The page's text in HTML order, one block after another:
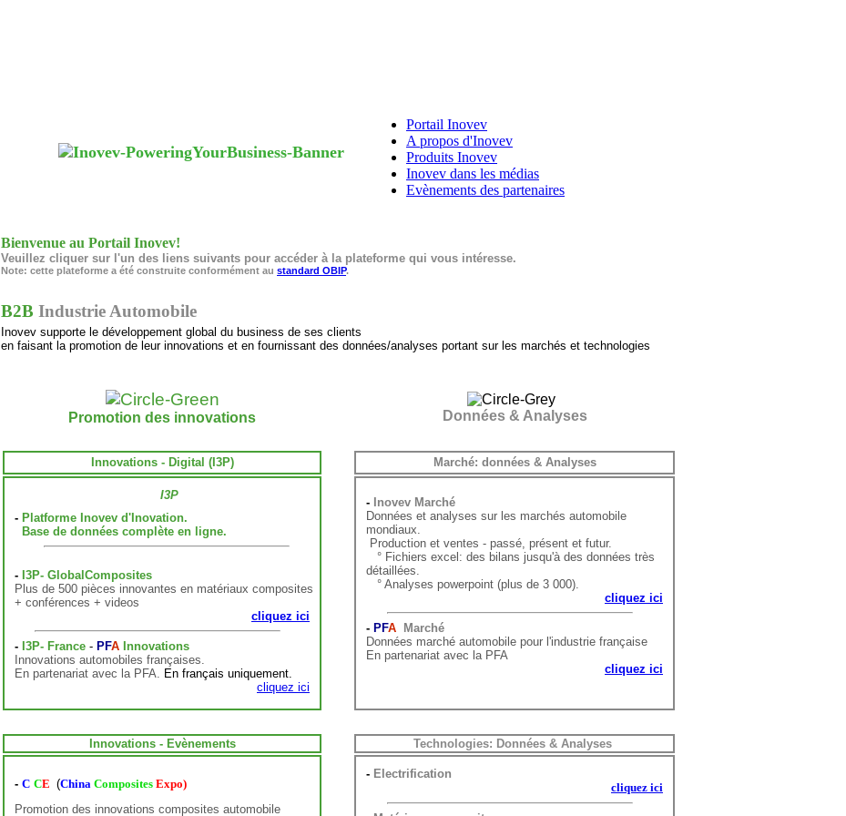
Portail Inovev
A propos d'Inovev
Produits Inovev
Inovev dans les médias
Evènements des partenaires
Bienvenue au Portail Inovev!
Veuillez cliquer sur l'un des liens suivants pour accéder à la plateforme qui vous intéresse.
Note: cette plateforme a été construite conformément au standard OBIP.
B2B Industrie Automobile
Inovev supporte le développement global du business de ses clients
en faisant la promotion de leur innovations et en fournissant des données/analyses portant sur les marchés et technologies
Promotion des innovations Données & Analyses
Innovations - Digital (I3P) Marché: données & Analyses
I3P
- Platforme Inovev d'Inovation.
Base de données complète en ligne.
- I3P- GlobalComposites
Plus de 500 pièces innovantes en matériaux composites
+ conférences + videos
cliquez ici
- I3P- France - PFA Innovations
Innovations automobiles françaises.
En partenariat avec la PFA. En français uniquement.
cliquez ici
- Inovev Marché
Données et analyses sur les marchés automobile
mondiaux.
Production et ventes - passé, présent et futur.
° Fichiers excel: des bilans jusqu'à des données très
détaillées.
° Analyses powerpoint (plus de 3 000).
cliquez ici
- PFA
Marché
Données marché automobile pour l'industrie française
En partenariat avec la PFA
cliquez ici
Innovations - Evènements Technologies: Données & Analyses
- C CE (China Composites Expo)
Promotion des innovations composites automobile
- Electrification
cliquez ici